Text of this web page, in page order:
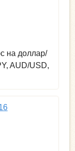
на доллар/
AUD/USD,